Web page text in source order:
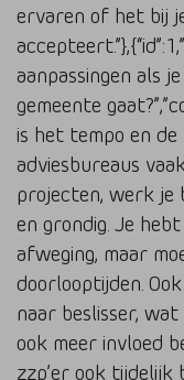
ervaren of het bij
aanpassingen als
gemeente
is het tempo en de
adviesbureaus
projecten, werk je
en grondig. Je
afweging, maar
doorlooptijden.
naar beslisser,
ook meer invloed
zzp’er ook tijdelijk